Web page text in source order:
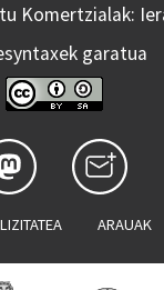
Komertzialak:
garatua
ARAUAK